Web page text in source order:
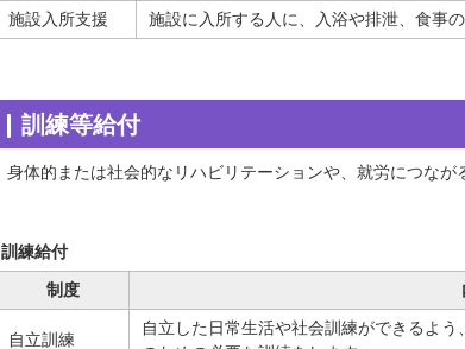
施設入所支援
施設に入所する人に、入浴や排泄、食事
訓練等給付
身体的または社会的なリハビリテーションや、就労につなが
訓練給付
制度
自立訓練
自立した日常生活や社会訓練ができるよ